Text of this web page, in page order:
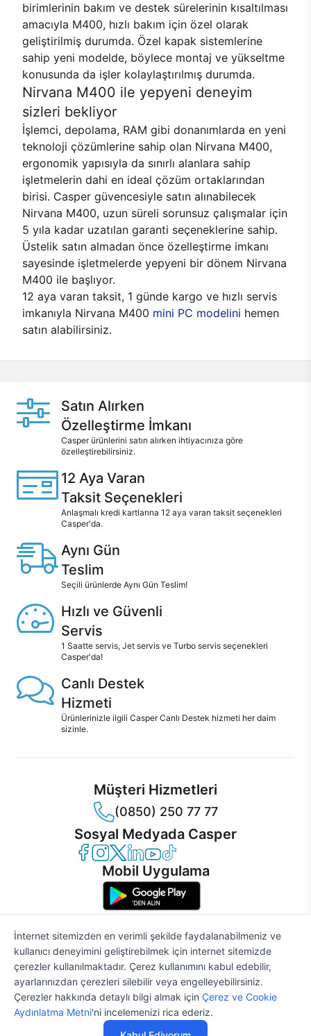
67.114 TL65.772 TL %2
birimlerinin bakım ve destek sürelerinin kısaltılması
amacıyla M400, hızlı bakım için özel olarak
geliştirilmiş durumda. Özel kapak sistemlerine
sahip yeni modelde, böylece montaj ve yükseltme
konusunda da işler kolaylaştırılmış durumda.
Nirvana M400 ile yepyeni deneyim
sizleri bekliyor
İşlemci, depolama, RAM gibi donanımlarda en yeni
teknoloji çözümlerine sahip olan Nirvana M400,
ergonomik yapısıyla da sınırlı alanlara sahip
işletmelerin dahi en ideal çözüm ortaklarından
birisi. Casper güvencesiyle satın alınabilecek
Nirvana M400, uzun süreli sorunsuz çalışmalar için
5 yıla kadar uzatılan garanti seçeneklerine sahip.
Üstelik satın almadan önce özelleştirme imkanı
sayesinde işletmelerde yepyeni bir dönem Nirvana
M400 ile başlıyor.
12 aya varan taksit, 1 günde kargo ve hızlı servis
imkanıyla Nirvana M400 mini PC modelini hemen
satın alabilirsiniz.
Satın Alırken
Özelleştirme İmkanı
Casper ürünlerini satın alırken ihtiyacınıza göre
özelleştirebilirsiniz.
12 Aya Varan
Taksit Seçenekleri
Anlaşmalı kredi kartlarına 12 aya varan taksit seçenekleri
Casper'da.
Aynı Gün
Teslim
Seçili ürünlerde Aynı Gün Teslim!
Hızlı ve Güvenli
Servis
1 Saatte servis, Jet servis ve Turbo servis seçenekleri
Casper'da!
Canlı Destek
Hizmeti
Ürünlerinizle ilgili Casper Canlı Destek hizmeti her daim
sizinle.
Müşteri Hizmetleri
(0850) 250 77 77
Sosyal Medyada Casper
Casper Facebook
Casper Instagram
Casper Twitter
Casper LinkedIn
Casper YouTube
Casper TikTok
Mobil Uygulama
© 2021 - 2026 Casper Bilgisayar Sistemleri A.Ş. Tüm Hakları Saklıdır
KVKK
Çerez Politikası
Bilgi Güvenliği
Bilgi Toplumu Hizmetleri
Mesafeli Satış Sözleşmesi
İnternet sitemizden en verimli şekilde faydalanabilmeniz ve
kullanıcı deneyimini geliştirebilmek için internet sitemizde
çerezler kullanılmaktadır. Çerez kullanımını kabul edebilir,
ayarlarınızdan çerezleri silebilir veya engelleyebilirsiniz.
Çerezler hakkında detaylı bilgi almak için Çerez ve Cookie
Aydınlatma Metni'ni incelemenizi rica ederiz.